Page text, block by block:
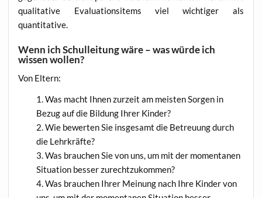
qua­li­ta­ti­ve Eva­lua­ti­ons­it­ems viel wich­ti­ger als
quantitative.
Wenn ich Schulleitung wäre – was würde ich
wissen wollen?
Von Eltern:
Was macht Ihnen zur­zeit am meis­ten Sor­gen in
Bezug auf die Bil­dung Ihrer Kinder?
Wie bewer­ten Sie ins­ge­samt die Betreu­ung durch
die Lehrkräfte?
Was brau­chen Sie von uns, um mit der momen­ta­nen
Situa­ti­on bes­ser zurechtzukommen?
Was brau­chen Ihrer Mei­nung nach Ihre Kin­der von